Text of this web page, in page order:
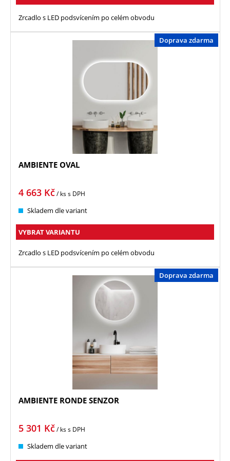
Zrcadlo s LED podsvícením po celém obvodu
Doprava zdarma
AMBIENTE OVAL
4 663 Kč/ kss DPH
Skladem dle variant
VYBRAT VARIANTU
Zrcadlo s LED podsvícením po celém obvodu
Doprava zdarma
AMBIENTE RONDE SENZOR
5 301 Kč/ kss DPH
Skladem dle variant